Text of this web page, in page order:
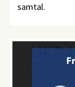
samtal.